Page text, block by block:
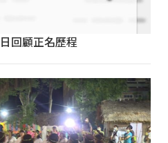
回顧正名歷程